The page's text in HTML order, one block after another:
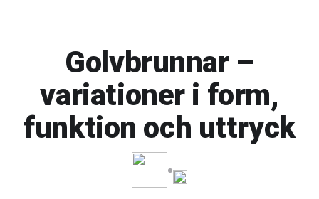
Golvbrunnar –
variationer i form,
funktion och uttryck